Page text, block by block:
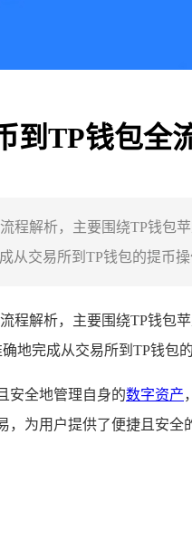
到TP钱包全
程解析，主要围绕TP钱
从交易所到TP钱包的提币
程解析，主要围绕TP钱包
地完成从交易所到TP钱包
安全地管理自身的数字资产
为用户提供了便捷且安全